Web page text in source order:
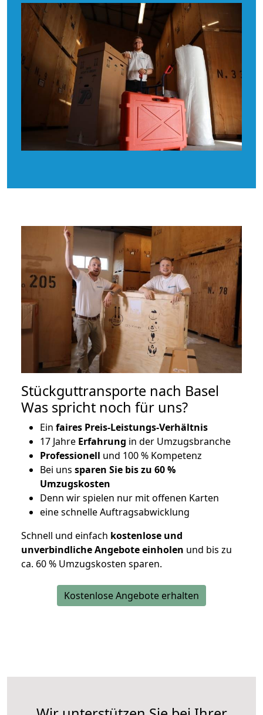
Stückguttransporte nach Basel
Was spricht noch für uns?
Ein faires Preis-Leistungs-Verhältnis
17 Jahre Erfahrung in der Umzugsbranche
Professionell und 100 % Kompetenz
Bei uns sparen Sie bis zu 60 %
Umzugskosten
Denn wir spielen nur mit offenen Karten
eine schnelle Auftragsabwicklung
Schnell und einfach kostenlose und
unverbindliche Angebote einholen und bis zu
ca. 60 % Umzugskosten sparen.
Kostenlose Angebote erhalten